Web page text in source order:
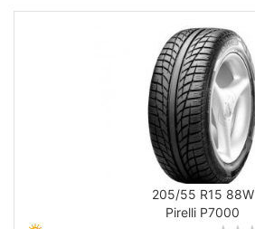
205/55 R15 88W
Pirelli P7000